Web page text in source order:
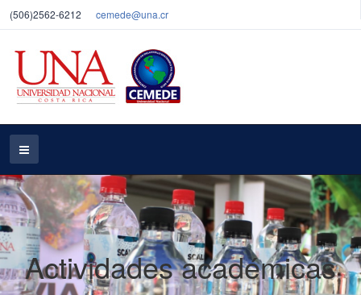
(506)2562-6212 cemede@una.cr
Actividades académicas